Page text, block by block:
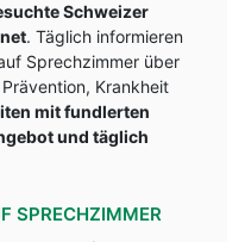
Schweizer
. Täglich informieren
Sprechzimmer über
Krankheit
mit fundlerten
und täglich
SPRECHZIMMER